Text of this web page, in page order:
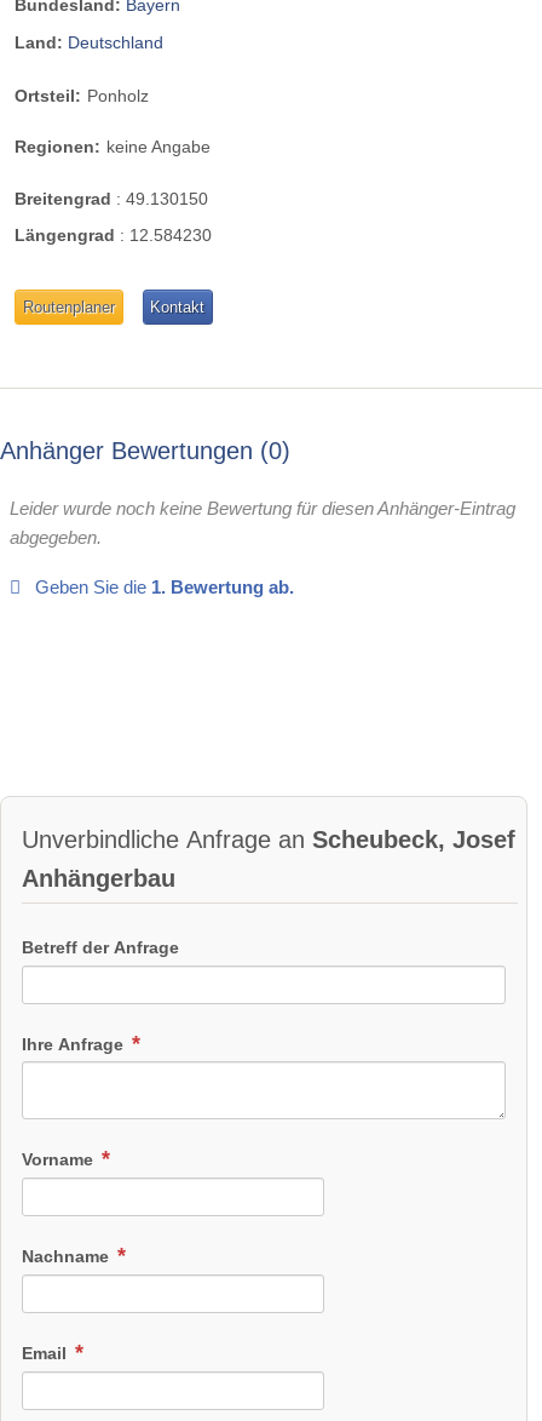
Bundesland: Bayern
Land: Deutschland
Ortsteil: Ponholz
Regionen: keine Angabe
Breitengrad : 49.130150
Längengrad : 12.584230
Routenplaner Kontakt
Anhänger Bewertungen 0
Leider wurde noch keine Bewertung für diesen Anhänger-Eintrag
abgegeben.
Geben Sie die 1. Bewertung ab.
Unverbindliche Anfrage an Scheubeck, Josef
Anhängerbau
Betreff der Anfrage
Ihre Anfrage
Vorname
Nachname
Email